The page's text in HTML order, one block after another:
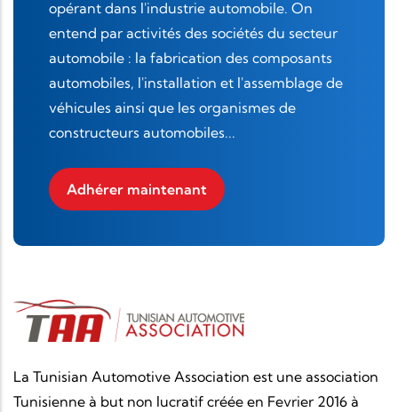
opérant dans l'industrie automobile. On
entend par activités des sociétés du secteur
automobile : la fabrication des composants
automobiles, l'installation et l'assemblage de
véhicules ainsi que les organismes de
constructeurs automobiles...
Adhérer maintenant
La Tunisian Automotive Association est une association
Tunisienne à but non lucratif créée en Fevrier 2016 à